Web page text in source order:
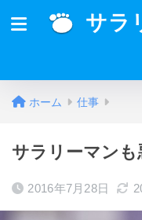
サラ
ホーム 仕事
サラリーマンも
2016年7月28日